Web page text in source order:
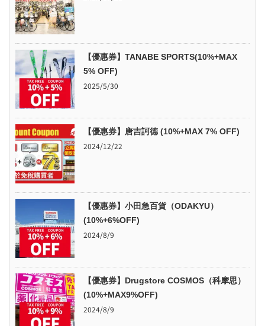
【優惠券】TANABE SPORTS(10%+MAX
5% OFF)
2025/5/30
【優惠券】唐吉訶德 (10%+MAX 7% OFF)
2024/12/22
【優惠券】小田急百貨（ODAKYU）
(10%+6%OFF)
2024/8/9
【優惠券】Drugstore COSMOS（科摩思）
(10%+MAX9%OFF)
2024/8/9